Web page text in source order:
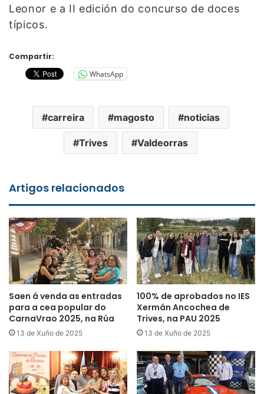
Leonor e a II edición do concurso de doces
típicos.
Compartir:
WhatsApp
carreira magosto noticias
Trives Valdeorras
Artigos relacionados
Saen á venda as entradas
para a cea popular do
CarnaVrao 2025, na Rúa
13 de Xuño de 2025
100% de aprobados no IES
Xermán Ancochea de
Trives, na PAU 2025
13 de Xuño de 2025